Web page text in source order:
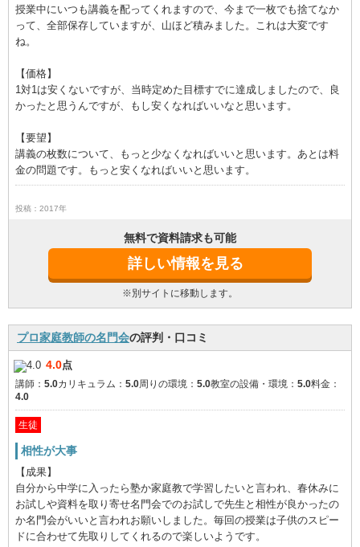
授業中にいつも講義を配ってくれますので、今まで一枚でも捨てなか
って、全部保存していますが、山ほど積みました。これは大変です
ね。
【価格】
1対1は安くないですが、当時定めた目標すでに達成しましたので、良
かったと思うんですが、もし安くなればいいなと思います。
【要望】
講義の枚数について、もっと少なくなればいいと思います。あとは料
金の問題です。もっと安くなればいいと思います。
投稿：2017年
無料で資料請求も可能
詳しい情報を見る
※別サイトに移動します。
プロ家庭教師の名門会の評判・口コミ
4.0点
講師： 5.0カリキュラム： 5.0周りの環境： 5.0教室の設備・環境： 5.0料金：
4.0
生徒
相性が大事
【成果】
自分から中学に入ったら塾か家庭教で学習したいと言われ、春休みに
お試しや資料を取り寄せ名門会でのお試しで先生と相性が良かったの
か名門会がいいと言われお願いしました。毎回の授業は子供のスピー
ドに合わせて先取りしてくれるので楽しいようです。